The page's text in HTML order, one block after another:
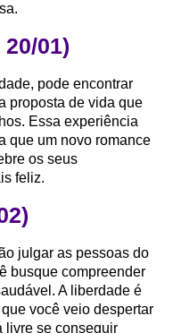
01)
pode encontrar
proposta de vida que
Essa experiência
que um novo romance
os seus
feliz.
julgar as pessoas do
busque compreender
A liberdade é
você veio despertar
livre se conseguir